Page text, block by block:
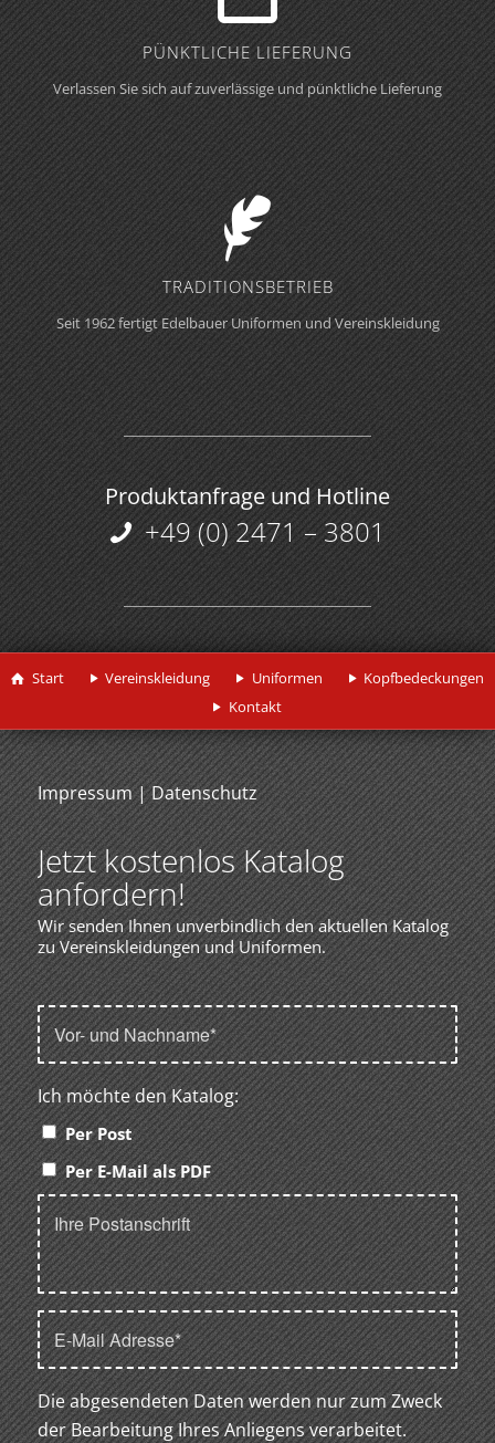
PÜNKTLICHE LIEFERUNG
Verlassen Sie sich auf zuverlässige und pünktliche Lieferung
TRADITIONS­BETRIEB
Seit 1962 fertigt Edelbauer Uniformen und Vereinskleidung
Produktanfrage und Hotline
+49 (0) 2471 – 3801
Start Vereinskleidung Uniformen
Kopfbedeckungen
Kontakt
Impressum|Datenschutz
Jetzt kostenlos Katalog
anfordern!
Wir senden Ihnen unverbindlich den aktuellen Katalog
zu Vereinskleidungen und Uniformen.
Ich möchte den Katalog:
Per Post
Per E-Mail als PDF
Die abgesendeten Daten werden nur zum Zweck
der Bearbeitung Ihres Anliegens verarbeitet.